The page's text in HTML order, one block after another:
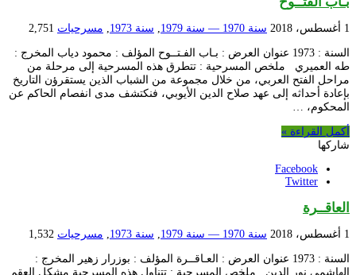
1 أغسطس، 2018 سنة 1970 — سنة 1979 سنة 1973 مسرحيات 2,751
السنة : 1973 عنوان العرض : بـاب الفـتــوح المؤلف : محمود دياب المخرج :
طه العميري ملخص المسرحية : تتطرق هذه المسرحية إلى مرحلة من
مراحل الفتح العربي، من خلال مجموعة من الشباب الذين يستقرؤن التاريخ
بإعادة أحداثه إلى عهد صلاح الدين الأيوبي، فنكتشف مدى انفصام الحاكم عن
المحكوم، …
أكمل القراءة »
شاركها
Facebook
Twitter
العاقــرة
1 أغسطس، 2018 سنة 1970 — سنة 1979 سنة 1973 مسرحيات 1,532
السنة : 1973 عنوان العرض : العـاقــرة المؤلف : بوزرار زهير المخرج :
الهاشمي نور الدين ملخص المسرحية : تتناول هذه المسرحية مشكل العقم